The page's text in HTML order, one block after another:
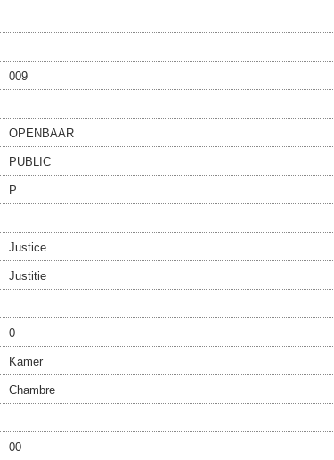
009
OPENBAAR
PUBLIC
P
Justice
Justitie
0
Kamer
Chambre
00